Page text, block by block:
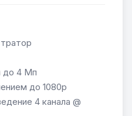
до 4 Мп
до 1080р
4 канала @